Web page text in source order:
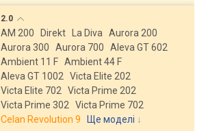
2.0
AM 200 Direkt La Diva
Aurora 200
Aurora 300
Aurora 700
Aleva GT 602
Ambient 11 F Ambient 44 F
Aleva GT 1002
Victa Elite 202
Victa Elite 702
Victa Prime 202
Victa Prime 302
Victa Prime 702
Celan Revolution 9
Ще моделі ↓